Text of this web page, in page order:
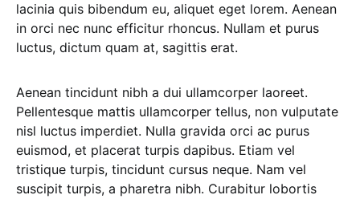
lacinia quis bibendum eu, aliquet eget lorem. Aenean
in orci nec nunc efficitur rhoncus. Nullam et purus
luctus, dictum quam at, sagittis erat.
Aenean tincidunt nibh a dui ullamcorper laoreet.
Pellentesque mattis ullamcorper tellus, non vulputate
nisl luctus imperdiet. Nulla gravida orci ac purus
euismod, et placerat turpis dapibus. Etiam vel
tristique turpis, tincidunt cursus neque. Nam vel
suscipit turpis, a pharetra nibh. Curabitur lobortis